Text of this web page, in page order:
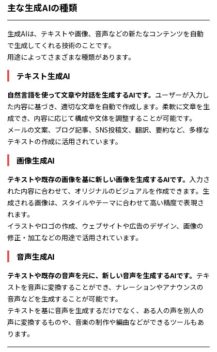
主な生成AIの種類
生成AIは、テキストや画像、音声などの新たなコンテンツを自動
で生成してくれる技術のことです。
用途によってさまざまな種類があります。
テキスト生成AI
自然言語を使って文章や対話を生成するAIです。 ユーザーが入力し
た内容に基づき、適切な文章を自動で作成します。柔軟に文章を生
成でき、内容に応じて構成や文体を調整することが可能です。
メールの文案、ブログ記事、SNS投稿文、翻訳、要約など、多様な
テキストの作成に活用されています。
画像生成AI
テキストや既存の画像を基に新しい画像を生成するAIです。 入力さ
れた内容に合わせて、オリジナルのビジュアルを作成できます。生
成される画像は、スタイルやテーマに合わせて高い精度で表現さ
れます。
イラストやロゴの作成、ウェブサイトや広告のデザイン、画像の
修正・加工などの用途で活用されています。
音声生成AI
テキストや既存の音声を元に、新しい音声を生成するAIです。 テキ
ストを音声に変換することができ、ナレーションやアナウンスの
音声などを生成することが可能です。
テキストを基に音声を生成するだけでなく、ある人の声を別人の
声に変換するものや、音楽の制作や編曲などができるツールもあ
ります。